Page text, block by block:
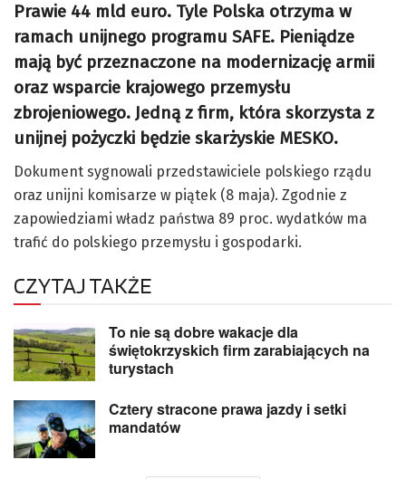
Prawie 44 mld euro. Tyle Polska otrzyma w
ramach unijnego programu SAFE. Pieniądze
mają być przeznaczone na modernizację armii
oraz wsparcie krajowego przemysłu
zbrojeniowego. Jedną z firm, która skorzysta z
unijnej pożyczki będzie skarżyskie MESKO.
Dokument sygnowali przedstawiciele polskiego rządu
oraz unijni komisarze w piątek (8 maja). Zgodnie z
zapowiedziami władz państwa 89 proc. wydatków ma
trafić do polskiego przemysłu i gospodarki.
CZYTAJ TAKŻE
To nie są dobre wakacje dla
świętokrzyskich firm zarabiających na
turystach
Cztery stracone prawa jazdy i setki
mandatów